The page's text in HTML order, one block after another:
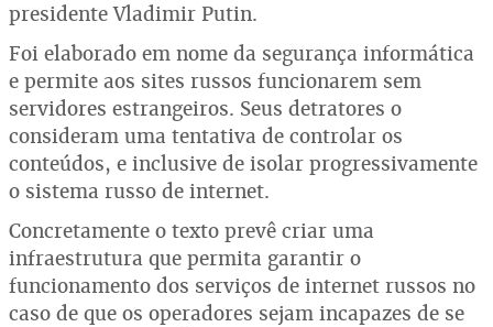
presidente Vladimir Putin.
Foi elaborado em nome da segurança informática
e permite aos sites russos funcionarem sem
servidores estrangeiros. Seus detratores o
consideram uma tentativa de controlar os
conteúdos, e inclusive de isolar progressivamente
o sistema russo de internet.
Concretamente o texto prevê criar uma
infraestrutura que permita garantir o
funcionamento dos serviços de internet russos no
caso de que os operadores sejam incapazes de se